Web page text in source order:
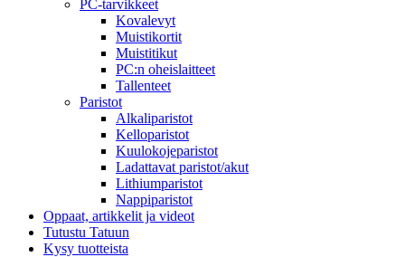
PC-tarvikkeet
Kovalevyt
Muistikortit
Muistitikut
PC:n oheislaitteet
Tallenteet
Paristot
Alkaliparistot
Kelloparistot
Kuulokojeparistot
Ladattavat paristot/akut
Lithiumparistot
Nappiparistot
Oppaat, artikkelit ja videot
Tutustu Tatuun
Kysy tuotteista